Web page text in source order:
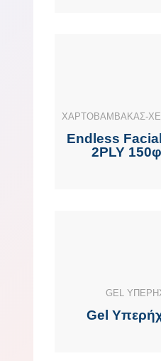
ΧΑΡΤΟΒΑΜΒΑΚΑΣ-
Endless
2PLY
GEL
Gel